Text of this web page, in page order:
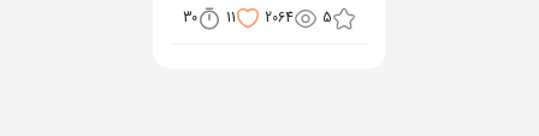
5
2064
11
30